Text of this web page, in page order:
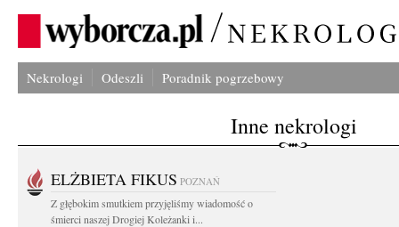
Nekrologi Odeszli Poradnik pogrzebowy
Inne nekrologi
ELŻBIETA FIKUS POZNAŃ
Z głębokim smutkiem przyjęliśmy wiadomość o
śmierci naszej Drogiej Koleżanki i...